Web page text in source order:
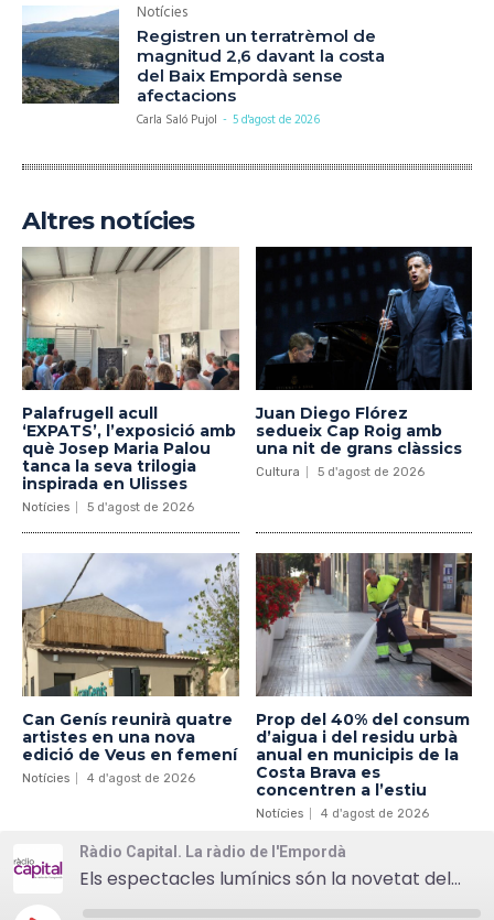
Notícies
Registren un terratrèmol de
magnitud 2,6 davant la costa
del Baix Empordà sense
afectacions
Carla Saló Pujol - 5 d'agost de 2026
Altres notícies
Palafrugell acull
‘EXPATS’, l’exposició amb
què Josep Maria Palou
tanca la seva trilogia
inspirada en Ulisses
Notícies 5 d'agost de 2026
Juan Diego Flórez
sedueix Cap Roig amb
una nit de grans clàssics
Cultura 5 d'agost de 2026
Can Genís reunirà quatre
artistes en una nova
edició de Veus en femení
Notícies 4 d'agost de 2026
Prop del 40% del consum
d’aigua i del residu urbà
anual en municipis de la
Costa Brava es
concentren a l’estiu
Notícies 4 d'agost de 2026
Ràdio Capital. La ràdio de l'Empordà
Els espectacles lumínics són la novetat del Flors i Violes 2019